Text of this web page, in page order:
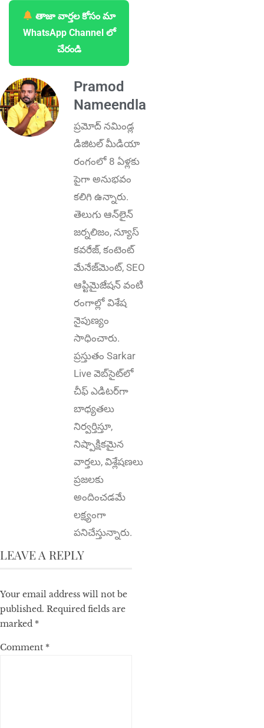
తాజా వార్తల కోసం మా
WhatsApp Channel లో
చేరండి
Pramod
Nameendla
ప్ర‌మోద్ న‌మిండ్ల‌
డిజిట‌ల్ మీడియా
రంగంలో 8 ఏళ్లకు
పైగా అనుభ‌వం
కలిగి ఉన్నారు.
తెలుగు ఆన్‌లైన్‌
జర్నలిజం, న్యూస్
కవరేజ్‌, కంటెంట్
మేనేజ్‌మెంట్‌, SEO
ఆప్టిమైజేషన్‌ వంటి
రంగాల్లో విశేష
నైపుణ్యం
సాధించారు.
ప్రస్తుతం Sarkar
Live వెబ్‌సైట్‌లో
చీఫ్ ఎడిటర్‌గా
బాధ్యతలు
నిర్వర్తిస్తూ,
నిష్పాక్షికమైన
వార్తలు, విశ్లేషణలు
ప్రజలకు
అందించడమే
లక్ష్యంగా
పనిచేస్తున్నారు.
LEAVE A REPLY
Your email address will not be
published. Required fields are
marked *
Comment *